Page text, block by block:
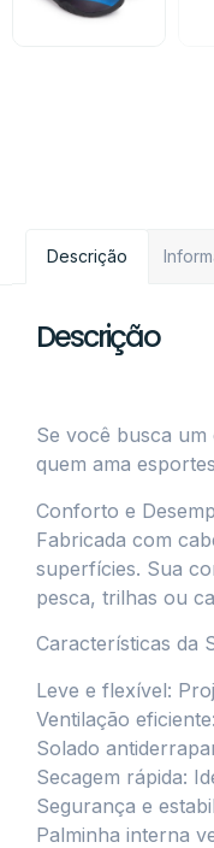
Descrição
Descrição
Se você busca
quem ama
Conforto e
Fabricada com
superfícies. Sua
pesca, trilhas ou
Características da
Leve e flexível:
Ventilação
Solado
Secagem rápida:
Segurança e
Palminha interna